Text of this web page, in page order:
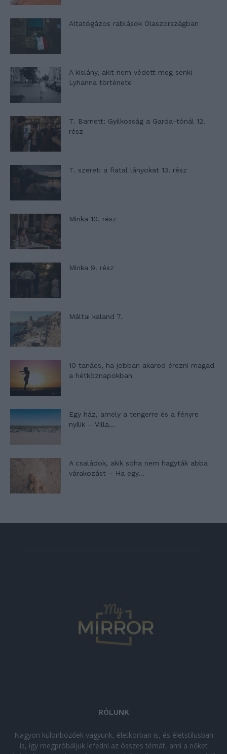
Altatógázos rablások Olaszországban
A kislány, akit nem védett meg senki –
Lyhanna története
T. Barnett: Gyilkosság a Garda-tónál 12.
rész
T. szereti a fiatal lányokat 13. rész
Minka 10. rész
Minka 9. rész
Máltai kaland 7.
10 tanács, ha jobban akarod érezni magad
a hétköznapokban
Egy ház, amely a tengerre és a fényre
nyílik – Villa...
A családok, akik soha nem hagyták abba
várakozást – Ha egy...
RÓLUNK
Nagyon különbözőek vagyunk, életkorban is, és életstílusban
is, így megpróbáljuk lefedni az összes témát, ami a nőket